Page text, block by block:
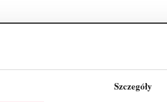
Szczegóły
OPINIE